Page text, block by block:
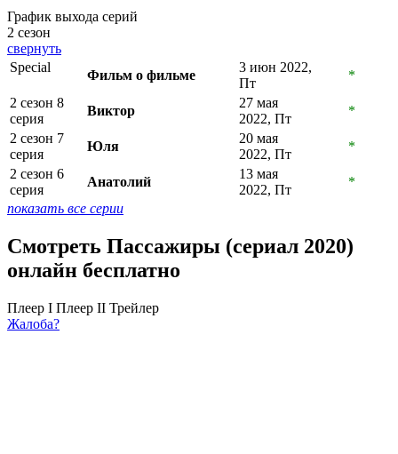
График выхода серий
2 сезон
свернуть
Special
Фильм о фильме
3 июн 2022,
Пт
*
2 сезон 8
серия
Виктор
27 мая
2022, Пт
*
2 сезон 7
серия
Юля
20 мая
2022, Пт
*
2 сезон 6
серия
Анатолий
13 мая
2022, Пт
*
показать все серии
Смотреть Пассажиры (сериал 2020)
онлайн бесплатно
Плеер I Плеер II Трейлер
Жалоба?